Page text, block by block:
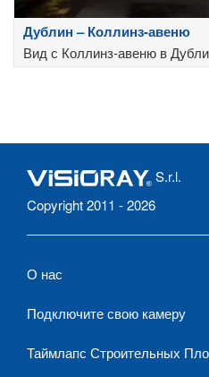
Дублин – Коллинз-авеню
Вид с Коллинз-авеню в
S.r.l.
Copyright 2011 - 2026
О нас
Подключите свою камеру
Таймлапс Строительных